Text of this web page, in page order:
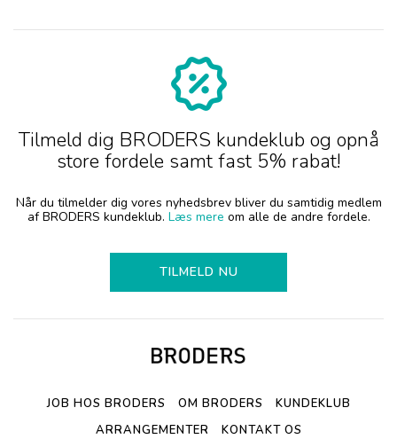
Tilmeld dig BRODERS kundeklub og opnå
store fordele samt fast 5% rabat!
Når du tilmelder dig vores nyhedsbrev bliver du samtidig medlem
af BRODERS kundeklub. Læs mere om alle de andre fordele.
TILMELD NU
JOB HOS BRODERS OM BRODERS
KUNDEKLUB
ARRANGEMENTER
KONTAKT OS